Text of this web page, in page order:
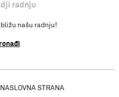
radnju
našu radnju!
STRANA